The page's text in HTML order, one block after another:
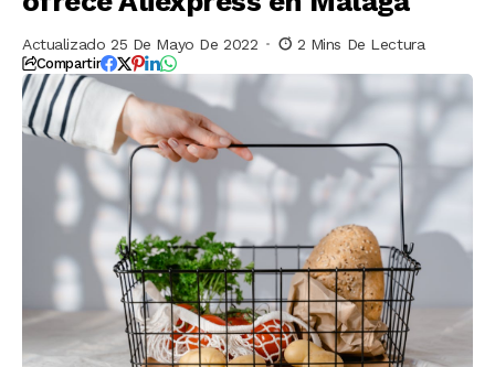
Actualizado 25 De Mayo De 2022 2 Mins De Lectura
Compartir